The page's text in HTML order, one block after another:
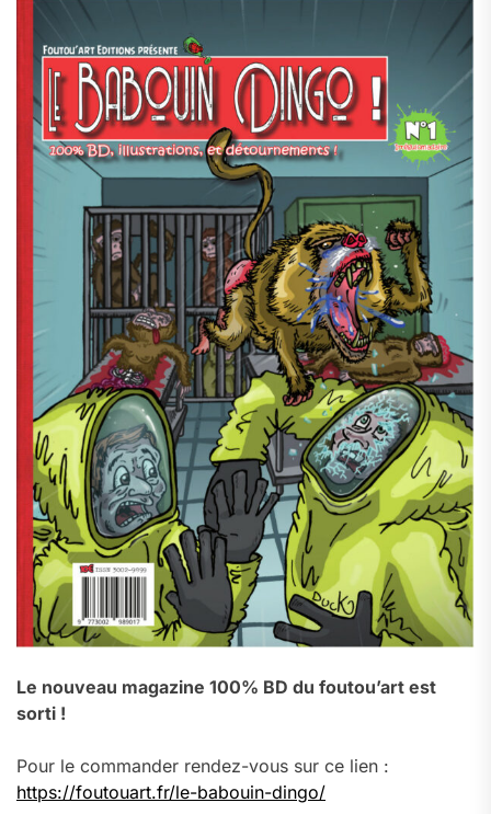
Le nouveau magazine 100% BD du foutou’art est
sorti !
Pour le commander rendez-vous sur ce lien :
https://foutouart.fr/le-babouin-dingo/